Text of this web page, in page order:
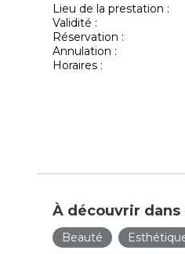
Lieu de la prestation :
Validité :
Réservation :
Annulation :
Horaires :
À découvrir
Beauté